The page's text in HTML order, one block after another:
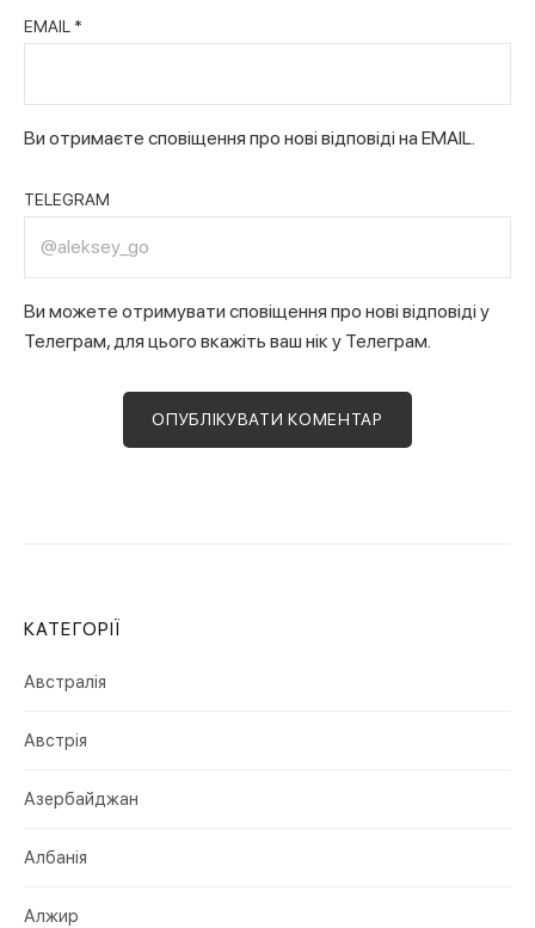
EMAIL *
Ви отримаєте сповіщення про нові відповіді на EMAIL.
TELEGRAM
Ви можете отримувати сповіщення про нові відповіді у
Телеграм, для цього вкажіть ваш нік у Телеграм.
КАТЕГОРІЇ
Австралія
Австрія
Азербайджан
Албанія
Алжир